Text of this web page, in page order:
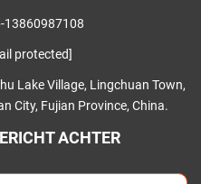
13860987108
protected]
Lake Village, Lingchuan Town,
City, Fujian Province, China.
ACHTER